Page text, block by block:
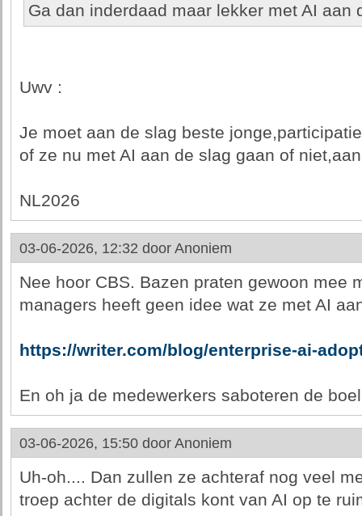
Ga dan inderdaad maar lekker met AI aan
Uwv :
Je moet aan de slag beste
of ze nu met AI aan de slag gaan of
NL2026
03-06-2026, 12:32 door Anoniem
Nee hoor CBS. Bazen praten gewoon mee
managers heeft geen idee wat ze met AI
https://writer.com/blog/enterprise-ai-
En oh ja de medewerkers saboteren de
03-06-2026, 15:50 door Anoniem
Uh-oh.... Dan zullen ze achteraf nog veel
troep achter de digitals kont van AI op te